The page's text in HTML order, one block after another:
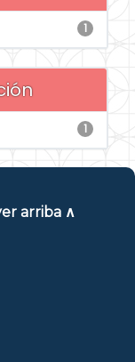
1
1
arriba ∧